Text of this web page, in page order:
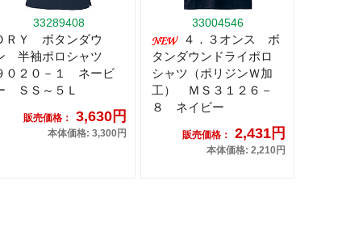
33289408
ＲＹ ボタンダウ
半袖ポロシャツ
０２０－１ ネービ
ＳＳ～５Ｌ
販売価格： 3,630円
本体価格: 3,300円
33004546
４．３オンス ボ
タンダウンドライポロ
シャツ（ポリジンＷ加
工） ＭＳ３１２６－
８ ネイビー
販売価格： 2,431円
本体価格: 2,210円